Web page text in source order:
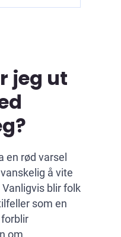
jeg ut
en rød varsel
å vite
blir folk
som en
om